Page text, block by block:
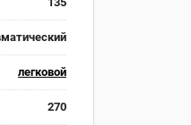
легковой
270